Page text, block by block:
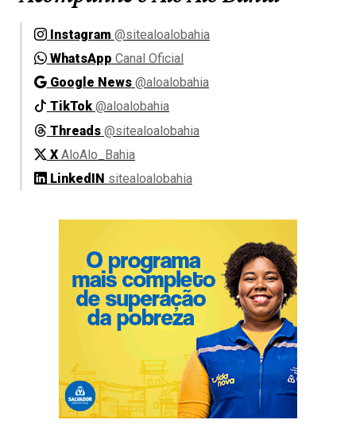
Instagram @sitealoalobahia
WhatsApp Canal Oficial
Google News @aloalobahia
TikTok @aloalobahia
Threads @sitealoalobahia
X AloAlo_Bahia
LinkedIN sitealoalobahia